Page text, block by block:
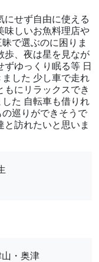
せず自由に使える
しいお魚料理店や
で選ぶのに困りま
歩、夜は星を見なが
ゆっくり眠る等 日
した 少し車で走れ
にリラックスでき
た 自転車も借りれ
巡りができそうで
訪れたいと思いま
・奥津